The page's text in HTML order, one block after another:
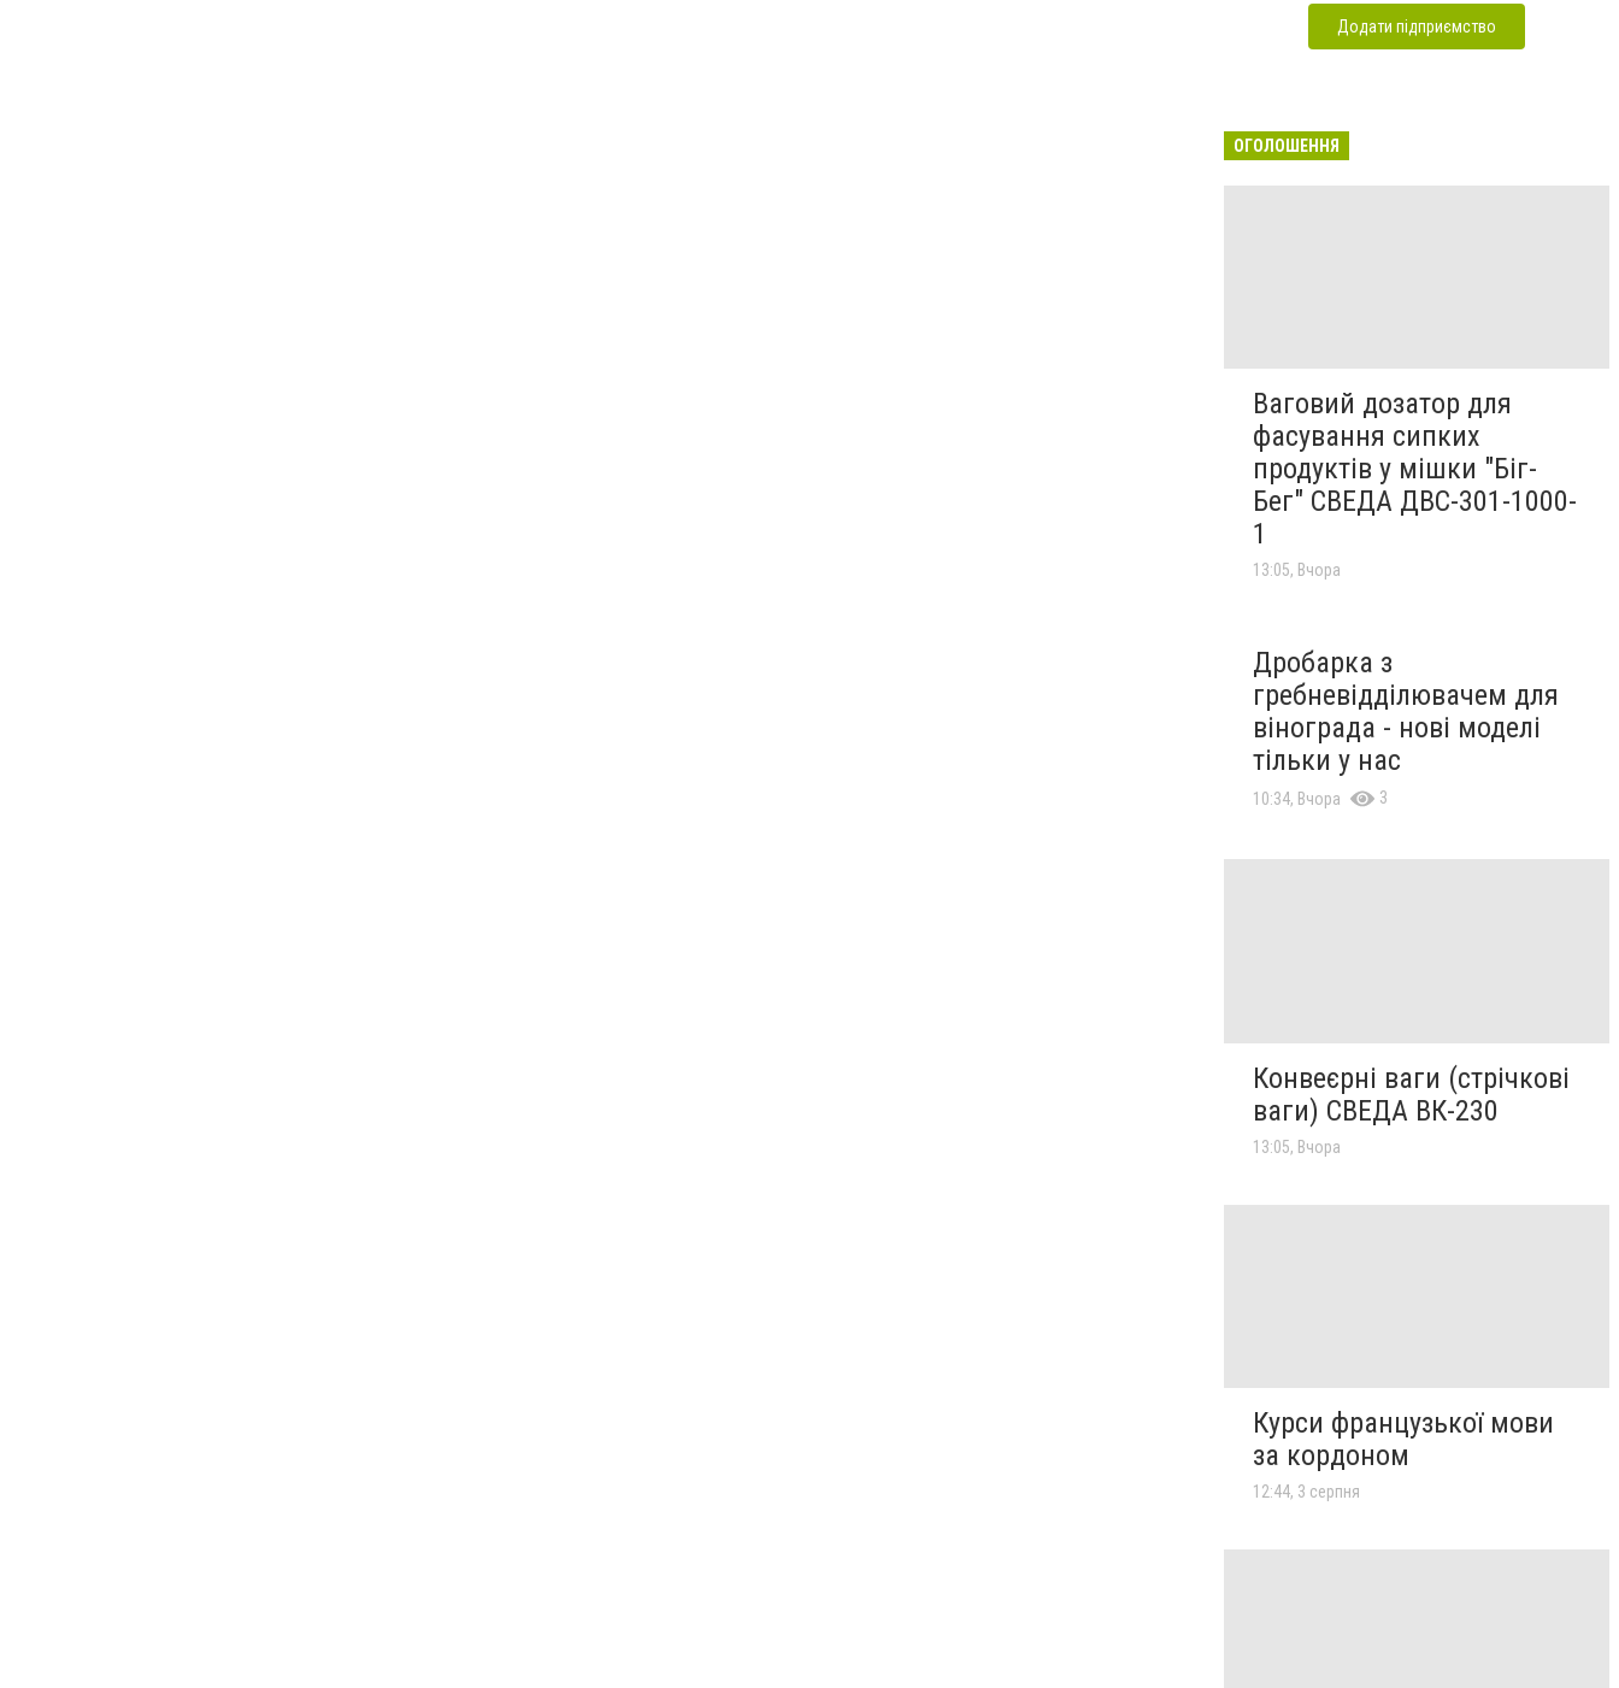
Додати підприємство
ОГОЛОШЕННЯ
Ваговий дозатор для
фасування сипких
продуктів у мішки "Біг-
Бег" СВЕДА ДВС-301-1000-
1
13:05, Вчора
Дробарка з
гребневідділювачем для
вінограда - нові моделі
тільки у нас
10:34, Вчора 3
Конвеєрні ваги (стрічкові
ваги) СВЕДА ВК-230
13:05, Вчора
Курси французької мови
за кордоном
12:44, 3 серпня